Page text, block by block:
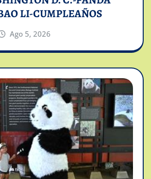
LI-CUMPLEAÑOS
Ago 5, 2026